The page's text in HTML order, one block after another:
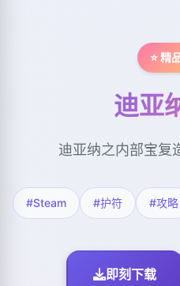
⭐ 精
迪亚
迪亚纳之内部宝复
#Steam #护符 #攻略
即刻下载